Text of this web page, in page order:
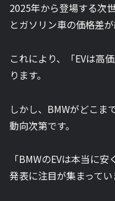
2025年から登場する次
とガソリン車の価格差
これにより、「EVは高
ります。
しかし、BMWがどこま
動向次第です。
「BMWのEVは本当に
発表に注目が集まってい